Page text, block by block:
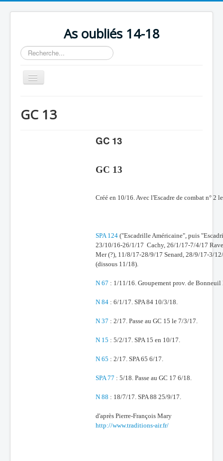
As oubliés 14-18
Rechercher
Basculer
la
Chronologie
GC 13
GC 13
GC 13
Créé en 10/16. Avec l'Escadre de combat n° 2
SPA 124 ("Escadrille Américaine", puis
23/10/16-26/1/17 Cachy, 26/1/17-7/4/17
Mer (?), 11/8/17-28/9/17 Senard, 28/9/17-3/
(dissous 11/18).
N 67 : 1/11/16. Groupement prov. de
N 84 : 6/1/17. SPA 84 10/3/18.
N 37 : 2/17. Passe au GC 15 le 7/3/17.
N 15 : 5/2/17. SPA 15 en 10/17.
N 65 : 2/17. SPA 65 6/17.
SPA 77 : 5/18. Passe au GC 17 6/18.
N 88 : 18/7/17. SPA 88 25/9/17.
d'après Pierre-François Mary
http://www.traditions-air.fr/